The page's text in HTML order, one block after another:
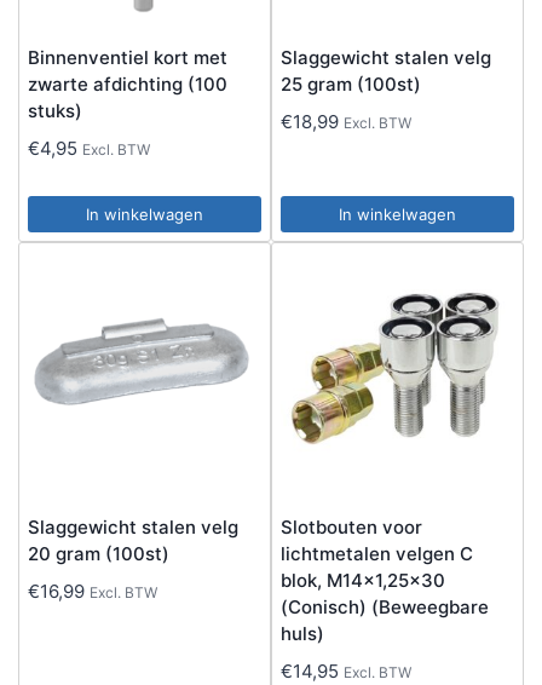
Binnenventiel kort met
zwarte afdichting (100
stuks)
€4,95 Excl. BTW
In winkelwagen
Slaggewicht stalen velg
25 gram (100st)
€18,99 Excl. BTW
In winkelwagen
Slaggewicht stalen velg
20 gram (100st)
€16,99 Excl. BTW
Slotbouten voor
lichtmetalen velgen C
blok, M14x1,25×30
(Conisch) (Beweegbare
huls)
€14,95 Excl. BTW